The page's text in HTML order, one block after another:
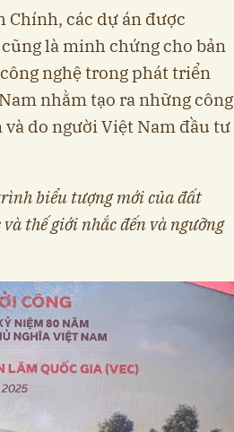
các dự án được
là minh chứng cho bản
nghệ trong phát triển
nhằm tạo ra những công
do người Việt Nam đầu tư
biểu tượng mới của đất
thế giới nhắc đến và ngưỡng